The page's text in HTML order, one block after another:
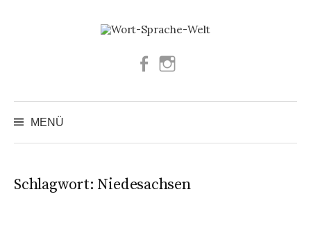
Facebook
MENÜ
Suchen
Schlagwort: Niedesachsen